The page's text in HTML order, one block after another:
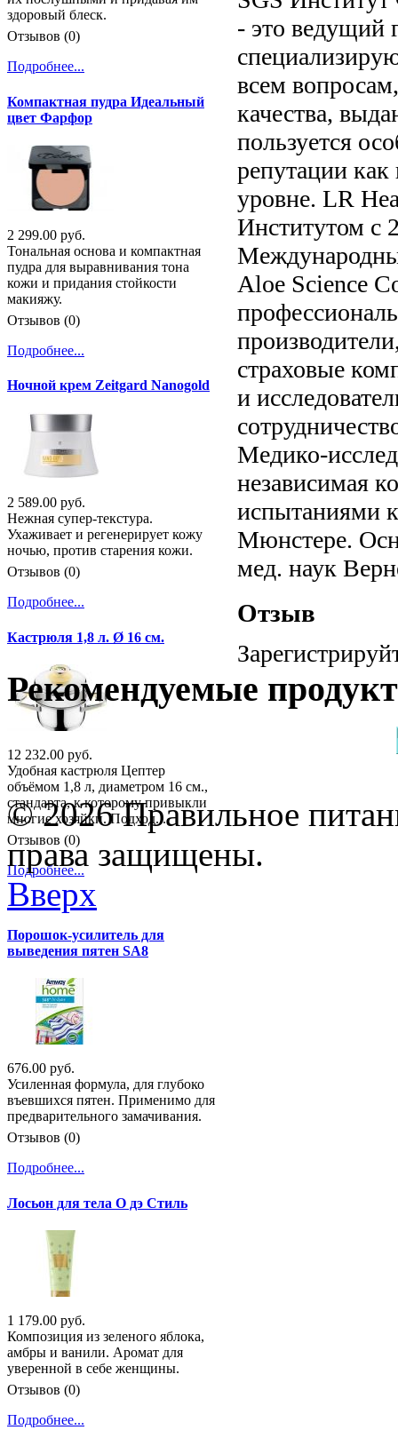
- это ведущий
всем
качества,
пользуется
репутации
уровне. LR
Институтом с
Aloe Science
страховые
и
Медико-
независимая
испытаниями
Мюнстере.
мед. наук
Отзыв
здоровый блеск.
Отзывов (0)
Подробнее...
Компактная пудра Идеальный
цвет Фарфор
2 299.00 руб.
Тональная основа и компактная
пудра для выравнивания тона
кожи и придания стойкости
макияжу.
Отзывов (0)
Подробнее...
Ночной крем Zeitgard Nanogold
2 589.00 руб.
Нежная супер-текстура.
Ухаживает и регенерирует кожу
ночью, против старения кожи.
Отзывов (0)
Подробнее...
Кастрюля 1,8 л. Ø 16 см.
12 232.00 руб.
Удобная кастрюля Цептер
объёмом 1,8 л, диаметром 16 см.,
стандарта, к которому привыкли
многие хозяйки. Подход...
Отзывов (0)
Подробнее...
Порошок-усилитель для
выведения пятен SA8
676.00 руб.
Усиленная формула, для глубоко
въевшихся пятен. Применимо для
предварительного замачивания.
Отзывов (0)
Подробнее...
Лосьон для тела О дэ Стиль
1 179.00 руб.
Композиция из зеленого яблока,
амбры и ванили. Аромат для
уверенной в себе женщины.
Отзывов (0)
Подробнее...
Рекомендуемые
© 2026 Правильное
права защищены.
Вверх